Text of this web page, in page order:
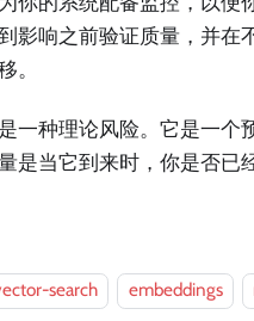
影响之前验证质量，并在
。
一种理论风险。它是一个
是当它到来时，你是否已
search embeddings